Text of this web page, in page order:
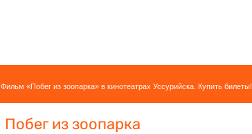
Фильм «Побег из зоопарка» в кинотеатрах Уссурийска. Купить билеты!
Побег из зоопарка